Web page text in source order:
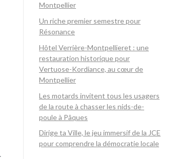
Montpellier
Un riche premier semestre pour
Résonance
Hôtel Verrière-Montpellieret : une
restauration historique pour
Vertuose-Kordiance, au cœur de
Montpellier
Les motards invitent tous les usagers
de la route à chasser les nids-de-
poule à Pâques
Dirige ta Ville, le jeu immersif de la JCE
pour comprendre la démocratie locale